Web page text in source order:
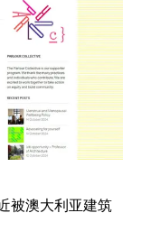
被澳大利亚建筑